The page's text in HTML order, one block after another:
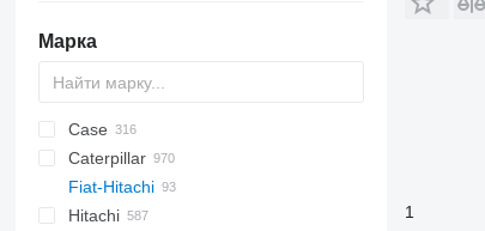
Марка
AZ
AX
QA
260LC
1302
1304
1404
BC
320
323
325
328
CK
Case
450
570
580
Caterpillar
120
140
S-series
DH
DX
M-series
S
760
860
FE
Fiat-Hitachi
EX
E-series
MHL
F-series
H-series
Hitachi
1